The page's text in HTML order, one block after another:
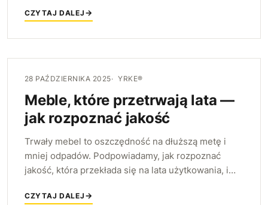
kilkoma ciepłymi akcentami.
CZYTAJ DALEJ
28 PAŹDZIERNIKA 2025 YRKE®
Meble, które przetrwają lata —
jak rozpoznać jakość
Trwały mebel to oszczędność na dłuższą metę i
mniej odpadów. Podpowiadamy, jak rozpoznać
jakość, która przekłada się na lata użytkowania, i
a nie zakupie na jeden sezon.
CZYTAJ DALEJ